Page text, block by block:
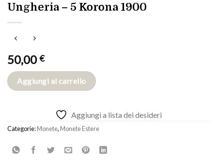
Ungheria – 5 Korona 1900
50,00€
Aggiungi al carrello
Aggiungi a lista dei desideri
Categorie:Monete,Monete Estere